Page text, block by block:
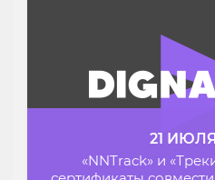
21
«NNTrack» и